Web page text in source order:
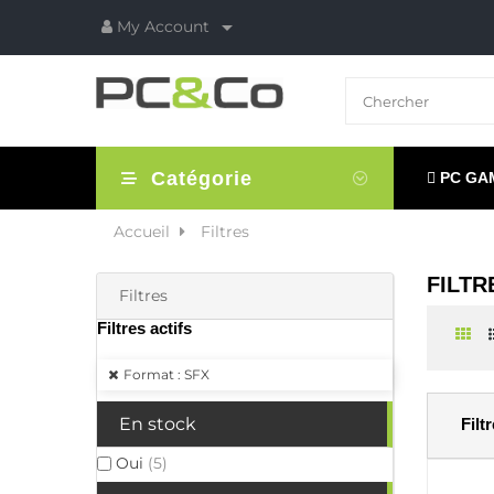
My Account 
Catégorie PC
Accueil Filtres
Filtres
Filtres actifs
Format : SFX
En stock
Oui (5)